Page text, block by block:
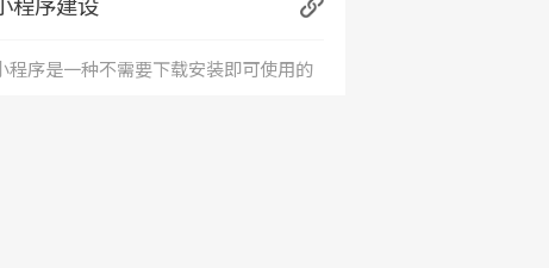
程序是一种不需要下载安装即可使用的